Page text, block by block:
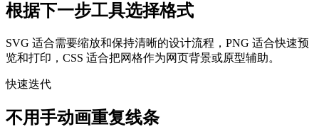
根据下一步工具选择格式
SVG 适合需要缩放和保持清晰的设计流程，PNG 适合快速预
览和打印，CSS 适合把网格作为网页背景或原型辅助。
快速迭代
不用手动画重复线条